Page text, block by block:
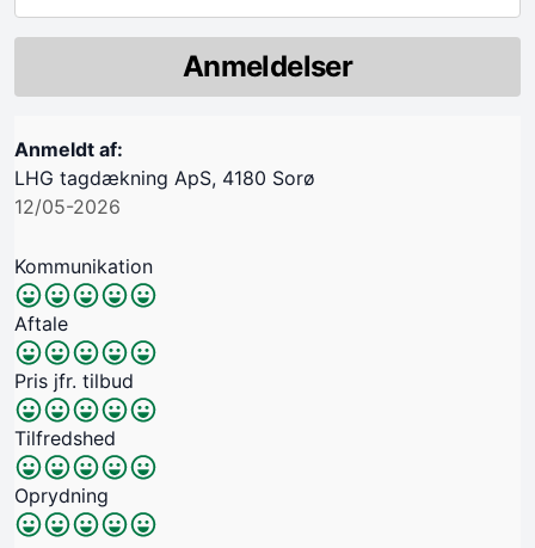
Anmeldelser
Anmeldt af:
LHG tagdækning ApS, 4180 Sorø
12/05-2026
Kommunikation
Aftale
Pris jfr. tilbud
Tilfredshed
Oprydning